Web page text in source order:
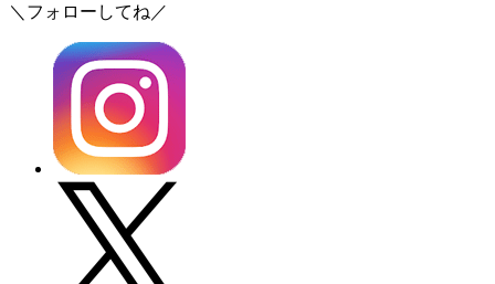
＼フォローしてね／